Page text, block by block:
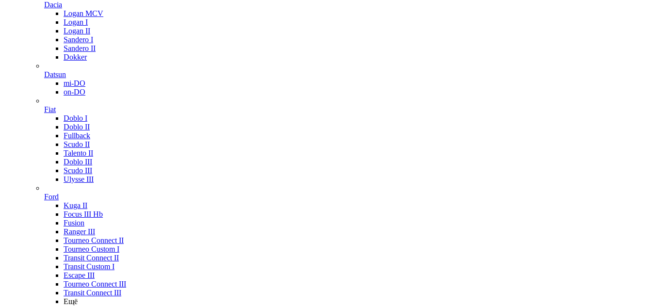
Dacia
Logan MCV
Logan I
Logan II
Sandero I
Sandero II
Dokker
Datsun
mi-DO
on-DO
Fiat
Doblo I
Doblo II
Fullback
Scudo II
Talento II
Doblo III
Scudo III
Ulysse III
Ford
Kuga II
Focus III Hb
Fusion
Ranger III
Tourneo Connect II
Tourneo Custom I
Transit Connect II
Transit Custom I
Escape III
Tourneo Connect III
Transit Connect III
Ещё